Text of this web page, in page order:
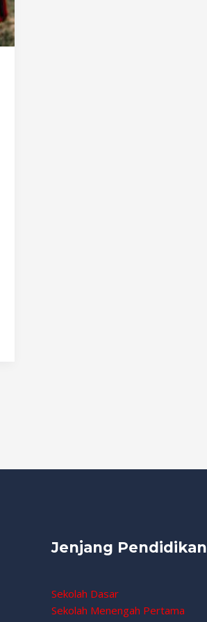
Jenjang Pendidikan
Sekolah Dasar
Sekolah Menengah Pertama